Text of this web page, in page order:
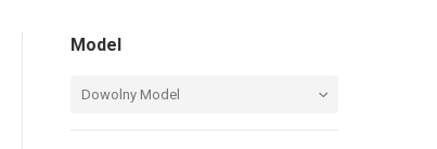
Model
Dowolny Model